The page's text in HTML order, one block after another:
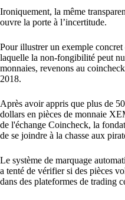
Ironiquement, la même
ouvre la porte à l’incertitude.
Pour illustrer un exemple
laquelle la non-fongibilité peut
monnaies, revenons au
2018.
Après avoir appris que plus de
dollars en pièces de monnaie
de l'échange Coincheck, la
de se joindre à la chasse aux
Le système de marquage
a tenté de vérifier si des pièces
dans des plateformes de trading